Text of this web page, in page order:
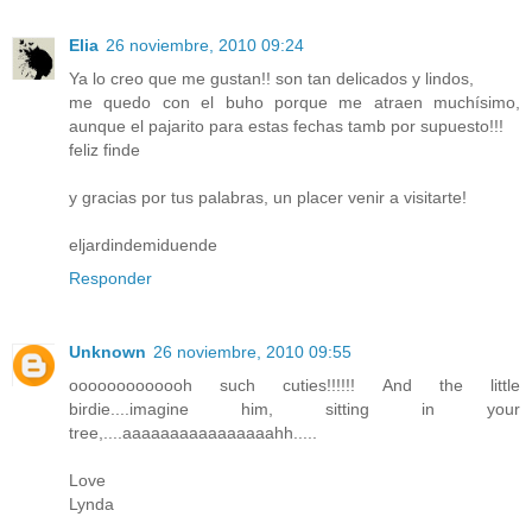
Elia 26 noviembre, 2010 09:24
Ya lo creo que me gustan!! son tan delicados y lindos,
me quedo con el buho porque me atraen muchísimo,
aunque el pajarito para estas fechas tamb por supuesto!!!
feliz finde
y gracias por tus palabras, un placer venir a visitarte!
eljardindemiduende
Responder
Unknown 26 noviembre, 2010 09:55
ooooooooooooh such cuties!!!!!! And the little
birdie....imagine him, sitting in your
tree,....aaaaaaaaaaaaaaaahh.....
Love
Lynda